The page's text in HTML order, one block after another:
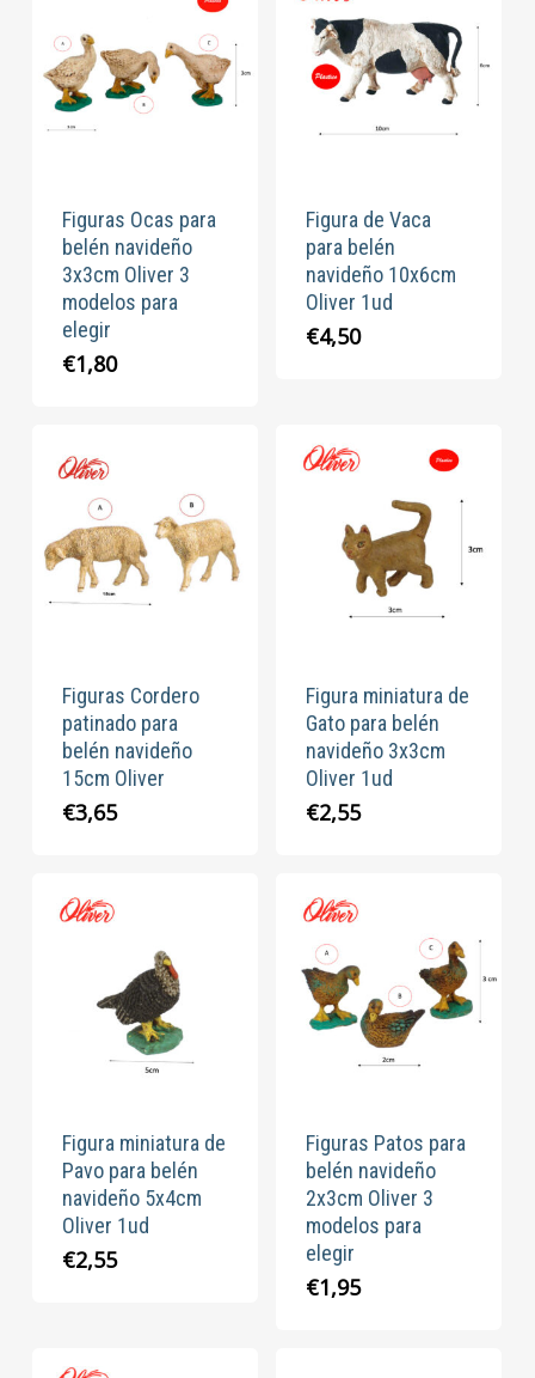
Figuras Ocas para
belén navideño
3x3cm Oliver 3
modelos para
elegir
€1,80
Figura de Vaca
para belén
navideño 10x6cm
Oliver 1ud
€4,50
Figuras Cordero
patinado para
belén navideño
15cm Oliver
€3,65
Figura miniatura de
Gato para belén
navideño 3x3cm
Oliver 1ud
€2,55
Figura miniatura de
Pavo para belén
navideño 5x4cm
Oliver 1ud
€2,55
Figuras Patos para
belén navideño
2x3cm Oliver 3
modelos para
elegir
€1,95